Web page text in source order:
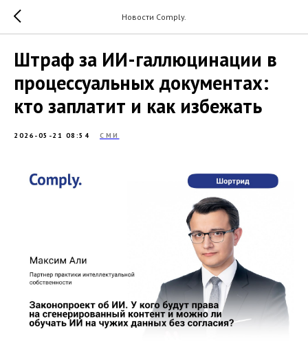
Новости Comply.
Штраф за ИИ-галлюцинации в
процессуальных документах:
кто заплатит и как избежать
2026-05-21 08:54 СМИ